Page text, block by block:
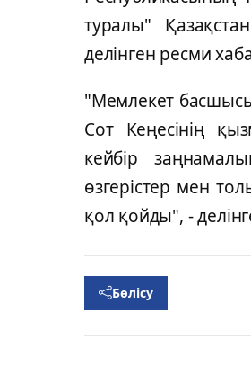
туралы"
делінген ресми
"Мемлекет
Сот Кеңесінің
кейбір
өзгерістер мен
қол қойды", -
Бөлісу